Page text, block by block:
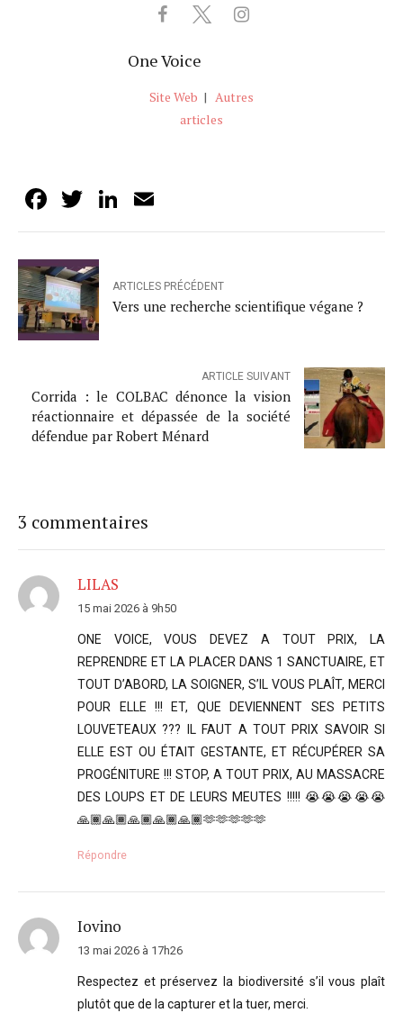
One Voice
Site Web | Autres
articles
Facebook
TwitterLinkedIn
ARTICLES PRÉCÉDENT
Vers une recherche scientifique végane ?
ARTICLE SUIVANT
Corrida : le COLBAC dénonce la vision
réactionnaire et dépassée de la société
défendue par Robert Ménard
3 commentaires
LILAS
15 mai 2026 à 9h50
ONE VOICE, VOUS DEVEZ A TOUT PRIX, LA
REPRENDRE ET LA PLACER DANS 1 SANCTUAIRE, ET
TOUT D’ABORD, LA SOIGNER, S’IL VOUS PLAÎT, MERCI
POUR ELLE !!! ET, QUE DEVIENNENT SES PETITS
LOUVETEAUX ??? IL FAUT A TOUT PRIX SAVOIR SI
ELLE EST OU ÉTAIT GESTANTE, ET RÉCUPÉRER SA
PROGÉNITURE !!! STOP, A TOUT PRIX, AU MASSACRE
DES LOUPS ET DE LEURS MEUTES !!!!! 😭😭😭😭😭
🙏🏾🙏🏾🙏🏾🙏🏾🙏🏾🫶🫶🫶🫶🫶
Répondre
Iovino
13 mai 2026 à 17h26
Respectez et préservez la biodiversité s’il vous plaît
plutôt que de la capturer et la tuer, merci.